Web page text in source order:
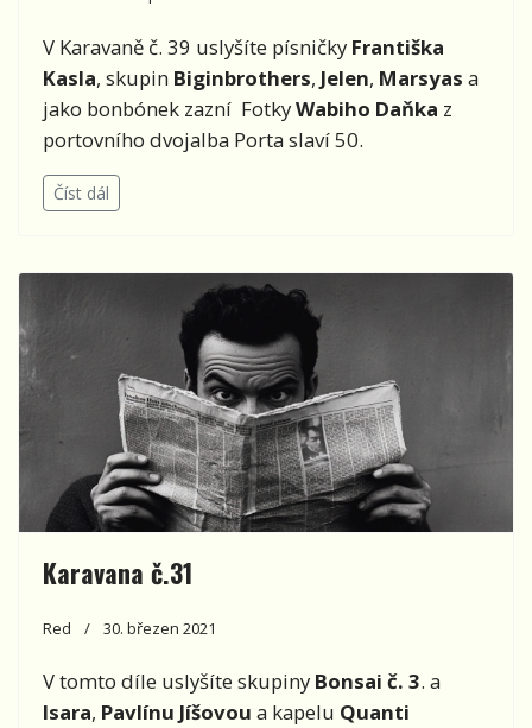
V Karavaně č. 39 uslyšíte písničky Františka
Kasla, skupin Biginbrothers, Jelen, Marsyas a
jako bonbónek zazní FotkyWabiho Daňka z
portovního dvojalba Porta slaví 50.
Číst dál
Karavana č.31
Red 30. březen 2021
V tomto díle uslyšíte skupiny Bonsai č. 3. a
Isara, Pavlínu Jíšovou a kapelu Quanti